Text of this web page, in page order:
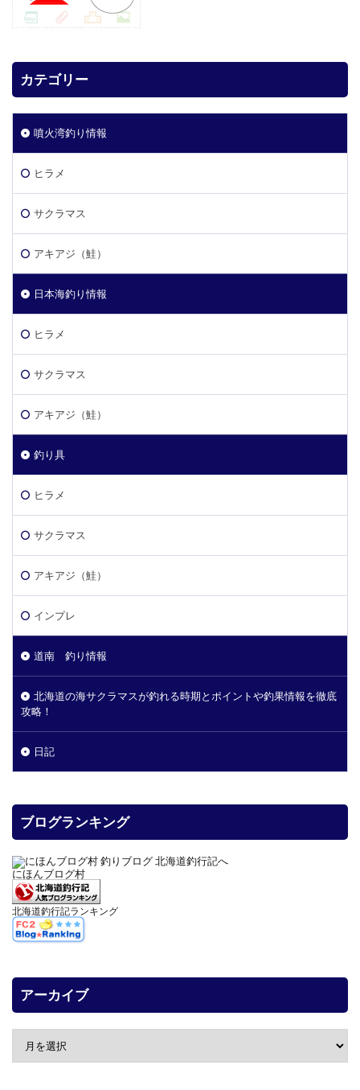
カテゴリー
噴火湾釣り情報
ヒラメ
サクラマス
アキアジ（鮭）
日本海釣り情報
ヒラメ
サクラマス
アキアジ（鮭）
釣り具
ヒラメ
サクラマス
アキアジ（鮭）
インプレ
道南 釣り情報
北海道の海サクラマスが釣れる時期とポイントや釣果情報を徹底
攻略！
日記
ブログランキング
にほんブログ村
北海道釣行記ランキング
アーカイブ